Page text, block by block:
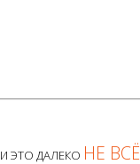
И ЭТО ДАЛЕКО НЕ ВСЁ